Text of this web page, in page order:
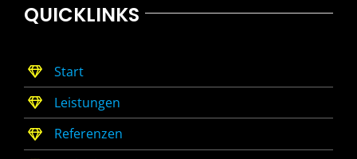
QUICKLINKS
Start
Leistungen
Referenzen